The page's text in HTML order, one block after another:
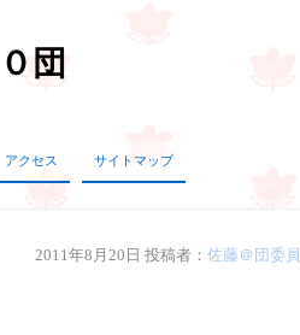
団
アクセス サイトマップ
2011年8月20日 投稿者： 佐藤＠団委員